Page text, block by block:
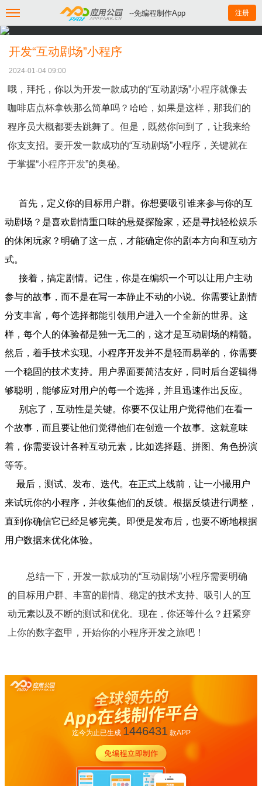
--免编程制作App 注册
开发“互动剧场”小程序
2024-01-04 09:00
哦，拜托，你以为开发一款成功的“互动剧场”小程序就像去
咖啡店点杯拿铁那么简单吗？哈哈，如果是这样，那我们的
程序员大概都要去跳舞了。但是，既然你问到了，让我来给
你支支招。要开发一款成功的“互动剧场”小程序，关键就在
于掌握“小程序开发”的奥秘。
首先，定义你的目标用户群。你想要吸引谁来参与你的互
动剧场？是喜欢剧情重口味的悬疑探险家，还是寻找轻松娱乐
的休闲玩家？明确了这一点，才能确定你的剧本方向和互动方
式。
接着，搞定剧情。记住，你是在编织一个可以让用户主动
参与的故事，而不是在写一本静止不动的小说。你需要让剧情
分支丰富，每个选择都能引领用户进入一个全新的世界。这
样，每个人的体验都是独一无二的，这才是互动剧场的精髓。
然后，着手技术实现。小程序开发并不是轻而易举的，你需要
一个稳固的技术支持。用户界面要简洁友好，同时后台逻辑得
够聪明，能够应对用户的每一个选择，并且迅速作出反应。
别忘了，互动性是关键。你要不仅让用户觉得他们在看一
个故事，而且要让他们觉得他们在创造一个故事。这就意味
着，你需要设计各种互动元素，比如选择题、拼图、角色扮演
等等。
最后，测试、发布、迭代。在正式上线前，让一小撮用户
来试玩你的小程序，并收集他们的反馈。根据反馈进行调整，
直到你确信它已经足够完美。即便是发布后，也要不断地根据
用户数据来优化体验。
总结一下，开发一款成功的“互动剧场”小程序需要明确
的目标用户群、丰富的剧情、稳定的技术支持、吸引人的互
动元素以及不断的测试和优化。现在，你还等什么？赶紧穿
上你的数字盔甲，开始你的小程序开发之旅吧！
迄今为止已生成 1446431款APP